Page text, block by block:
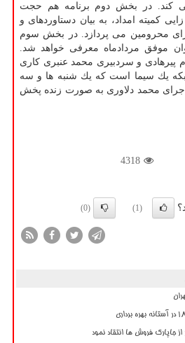
كند. در بخش دوم برنامه هم حجت
كمیته امداد، به بیان دستاوردهای و
محرومین می پردازد. در بخش سوم
موفق مردادماه معرفی خواهد شد.
پیرهادی و سردبیری محمد عنبری كاری
یك سیما است كه یك شنبه ها و سه
ها، ساعت ۱۹: ۴۵ با اجرای محمد دلاوری به صورت زنده پخش
4318
(1)
(0)
جاپارک فروش ها انتقاد نمود